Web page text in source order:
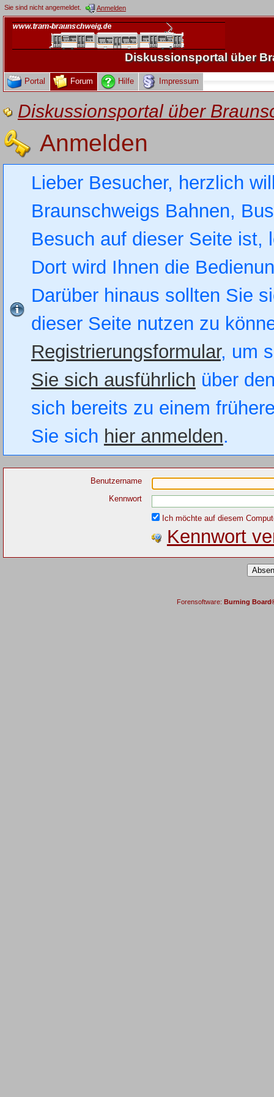
Sie sind nicht angemeldet. Anmelden
Diskussionsportal über
Portal Forum Hilfe Impressum
Diskussionsportal über
Anmelden
Lieber Besucher, herzlich
Braunschweigs Bahnen,
Besuch auf dieser Seite
Dort wird Ihnen die
Darüber hinaus sollten Sie
dieser Seite nutzen zu
Registrierungsformular, um
Sie sich ausführlich über
sich bereits zu einem
Sie sich hier anmelden.
Benutzername
Kennwort
Ich möchte auf diesem
Kennwort
Forensoftware: Burning